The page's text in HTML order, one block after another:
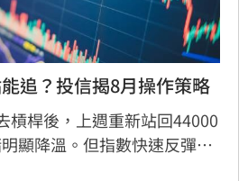
追？投信揭8月操作策略
槓桿後，上週重新站回44000
顯降溫。但指數快速反彈不
升息壓力、中東戰事及AI投